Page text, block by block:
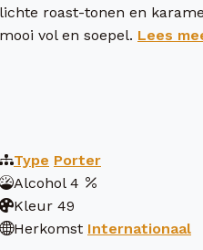
lichte roast-tonen en
mooi vol en soepel. Lees
Type Porter
Alcohol 4
Kleur 49
Herkomst Internationaal